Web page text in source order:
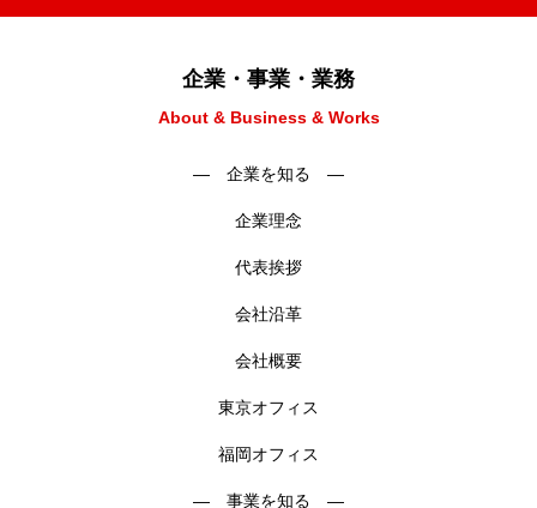
企業・事業・業務
About & Business & Works
― 企業を知る ―
企業理念
代表挨拶
会社沿革
会社概要
東京オフィス
福岡オフィス
― 事業を知る ―